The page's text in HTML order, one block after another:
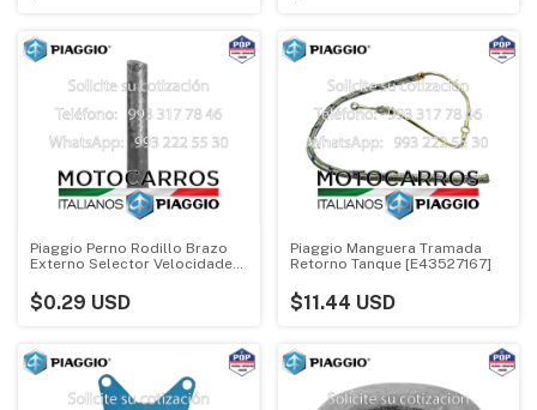
Piaggio Perno Rodillo Brazo
Externo Selector Velocidades
$0.29 USD
Piaggio Manguera Tramada
Retorno Tanque [E43527167]
$11.44 USD